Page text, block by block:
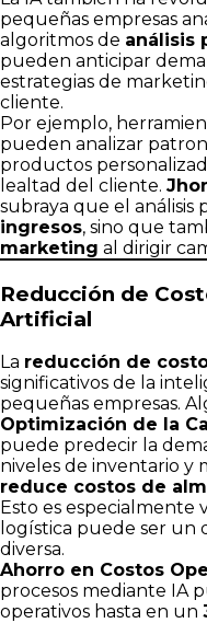
pequeñas empresas
algoritmos de análisis
pueden anticipar
estrategias de
cliente.
Por ejemplo,
pueden analizar
productos
lealtad del cliente.
subraya que el análisis
ingresos, sino que
marketing al dirigir
Reducción de
Artificial
La reducción de
significativos de la
pequeñas empresas.
Optimización de la
puede predecir la
niveles de inventario y
reduce costos de
Esto es especialmente
logística puede ser un
diversa.
Ahorro en Costos
procesos mediante IA
operativos hasta en un